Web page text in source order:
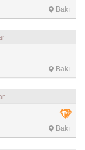
Bakı
Bakı
Bakı